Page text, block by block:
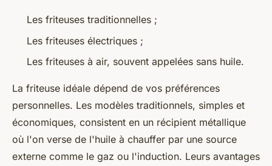
Les friteuses traditionnelles ;
Les friteuses électriques ;
Les friteuses à air, souvent appelées sans huile.
La friteuse idéale dépend de vos préférences
personnelles. Les modèles traditionnels, simples et
économiques, consistent en un récipient métallique
où l'on verse de l'huile à chauffer par une source
externe comme le gaz ou l'induction. Leurs avantages